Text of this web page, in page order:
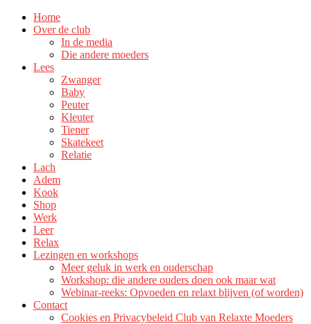
Home
Over de club
In de media
Die andere moeders
Lees
Zwanger
Baby
Peuter
Kleuter
Tiener
Skatekeet
Relatie
Lach
Adem
Kook
Shop
Werk
Leer
Relax
Lezingen en workshops
Meer geluk in werk en ouderschap
Workshop: die andere ouders doen ook maar wat
Webinar-reeks: Opvoeden en relaxt blijven (of worden)
Contact
Cookies en Privacybeleid Club van Relaxte Moeders